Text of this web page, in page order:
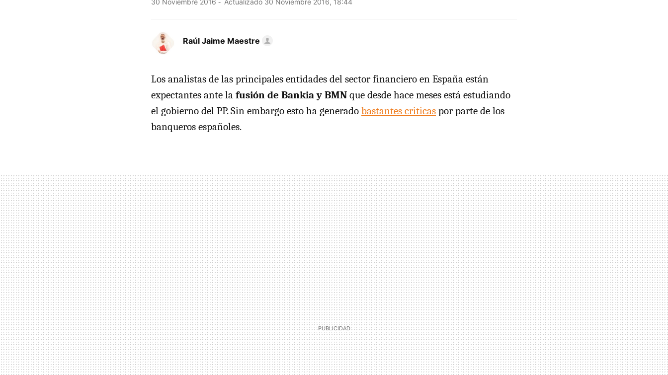
30 Noviembre 2016 Actualizado 30 Noviembre 2016, 18:44
Raúl Jaime Maestre
Los analistas de las principales entidades del sector financiero en España están
expectantes ante la fusión de Bankia y BMN que desde hace meses está estudiando
el gobierno del PP. Sin embargo esto ha generado bastantes criticas por parte de los
banqueros españoles.